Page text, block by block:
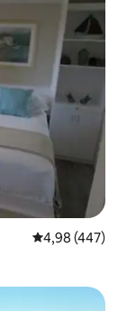
4,98 de uma
4,98 (447)